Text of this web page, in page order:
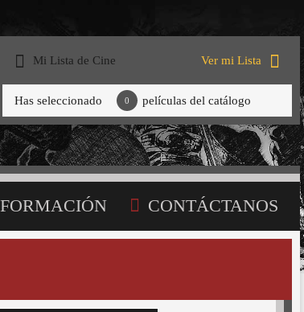
Mi Lista de Cine Ver mi Lista
Has seleccionado 0 películas del catálogo
CONTÁCTANOS